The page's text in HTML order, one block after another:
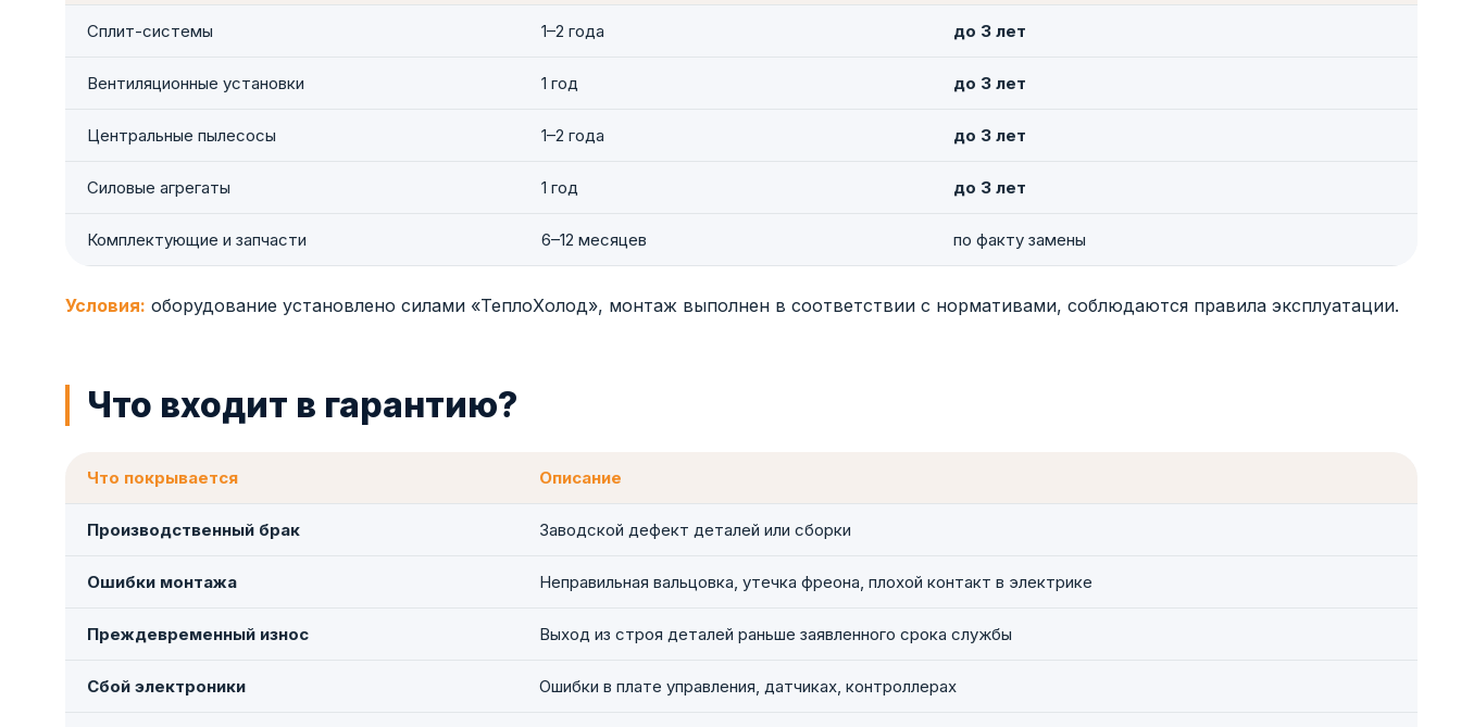
Сплит-системы 1–2 года до 3 лет
Вентиляционные установки 1 год до 3 лет
Центральные пылесосы 1–2 года до 3 лет
Силовые агрегаты 1 год до 3 лет
Комплектующие и запчасти 6–12 месяцев по факту замены
Условия: оборудование установлено силами «ТеплоХолод», монтаж выполнен в соответствии с нормативами, соблюдаются правила эксплуатации.
Что входит в гарантию?
Что покрывается Описание
Производственный брак Заводской дефект деталей или сборки
Ошибки монтажа Неправильная вальцовка, утечка фреона, плохой контакт в электрике
Преждевременный износ Выход из строя деталей раньше заявленного срока службы
Сбой электроники Ошибки в плате управления, датчиках, контроллерах